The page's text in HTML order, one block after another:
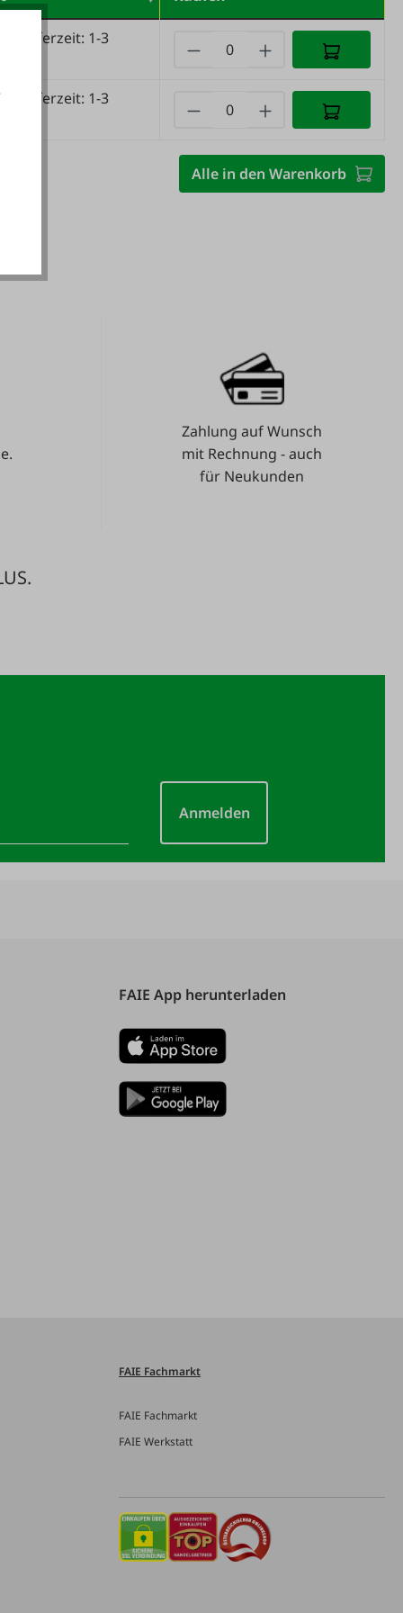
(Lieferzeit: 1-3
(Lieferzeit: 1-3
Alle in den Warenkorb
Zahlung auf Wunsch
mit Rechnung - auch
für Neukunden
Anmelden
FAIE App herunterladen
FAIE Fachmarkt
FAIE Fachmarkt
FAIE Werkstatt